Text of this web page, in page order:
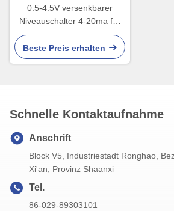
0.5-4.5V versenkbarer
Niveauschalter 4-20ma für
Wasser-Behälter gut
Beste Preis erhalten
Schnelle Kontaktaufnahme
Anschrift
Block V5, Industriestadt Ronghao,
Xi'an, Provinz Shaanxi
Tel.
86-029-89303101